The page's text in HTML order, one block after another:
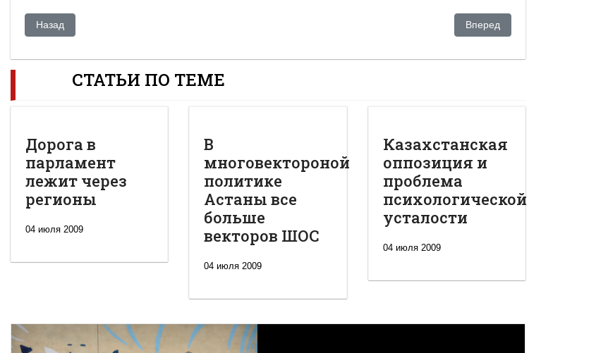
Предыдущий: В Казахстане ликвидировали Коммунистическую партию
Назад Следующий: В переписке
Вперед
СТАТЬИ ПО ТЕМЕ
Дорога в
парламент
лежит через
регионы
04 июля 2009
В
многовектороной
политике
Астаны все
больше
векторов ШОС
04 июля 2009
Казахстанская
оппозиция и
проблема
психологической
усталости
04 июля 2009